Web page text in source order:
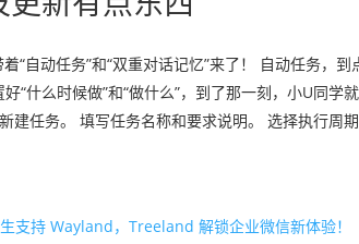
“自动任务”和“双重对话记忆”来了！ 自动任务，
“什么时候做”和“做什么”，到了那一刻，小U同学
建任务。 填写任务名称和要求说明。 选择执行周